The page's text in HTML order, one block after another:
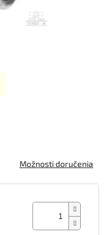
Možnosti doručenia